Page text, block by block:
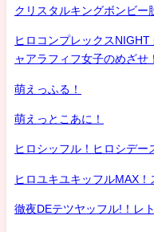
クリスタルキングボンビー
ヒロコンプレックス
ャアラフィフ女子のめざせ
萌えっふる！
萌えっとこあに！
ヒロシッフル！ヒロシデー
ヒロユキユキッフルMAX！
徹夜DEテツヤッフル!！レ